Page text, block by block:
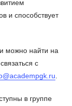
и способствует
можно найти на
с
в группе